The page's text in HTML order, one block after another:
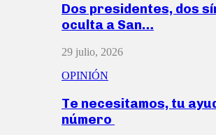
Dos presidentes, dos
oculta a San…
29 julio, 2026
OPINIÓN
Te necesitamos, tu
número